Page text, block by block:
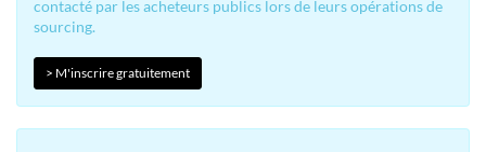
contacté par les acheteurs publics lors de leurs opérations de
sourcing.
> M'inscrire gratuitement